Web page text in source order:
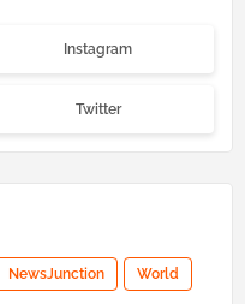
Instagram
Twitter
NewsJunction World